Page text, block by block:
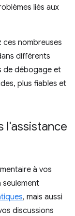
liés aux
ces nombreuses
différents
de débogage et
plus fiables et
l'assistance
à vos
seulement
, mais aussi
discussions